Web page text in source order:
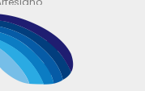
Artesiano
Artesiano